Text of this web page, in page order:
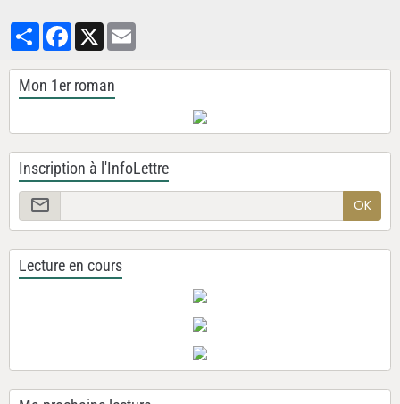
PartagerFacebook
X
Mon 1er roman
Inscription à l'InfoLettre
OK
Lecture en cours